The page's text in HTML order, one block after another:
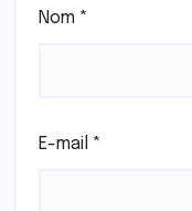
Nom *
E-mail *